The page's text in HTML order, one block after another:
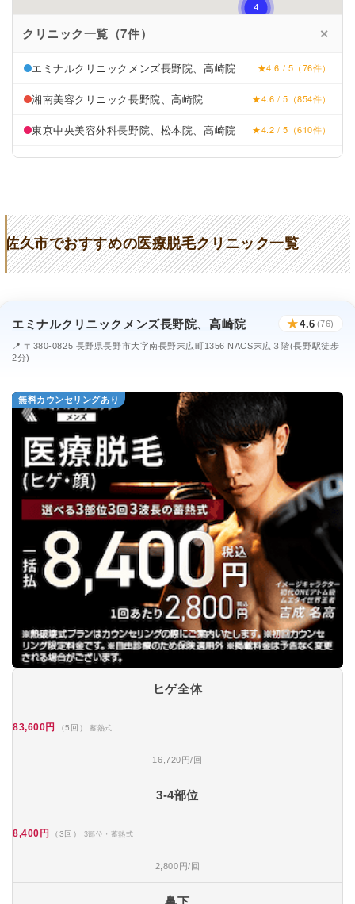
クリニック一覧（7件） ✕
エミナルクリニックメンズ長野院、高崎院 ★4.6 / 5（76件）
湘南美容クリニック長野院、高崎院 ★4.6 / 5（854件）
東京中央美容外科長野院、松本院、高崎院 ★4.2 / 5（610件）
SOARAスキンケアクリニック ★5.0 / 5（13件）
佐久平よつばクリニック ★3.3 / 5（68件）
しのはら形成・皮ふクリニック ★3.3 / 5（87件）
佐久市でおすすめの医療脱毛クリニック一覧
エミナルクリニックメンズ長野院、高崎院 ★4.6 (76)
📍 〒380-0825 長野県長野市大字南長野末広町1356 NACS末広３階(長野駅徒歩
2分)
無料カウンセリングあり
ヒゲ全体
83,600円 （5回） 蓄熱式
16,720円/回
3-4部位
8,400円 （3回） 3部位・蓄熱式
2,800円/回
鼻下